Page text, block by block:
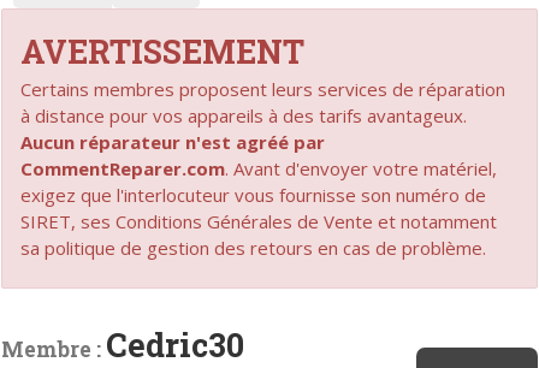
AVERTISSEMENT
Certains membres proposent leurs services de réparation
à distance pour vos appareils à des tarifs avantageux.
Aucun réparateur n'est agréé par
CommentReparer.com. Avant d'envoyer votre matériel,
exigez que l'interlocuteur vous fournisse son numéro de
SIRET, ses Conditions Générales de Vente et notamment
sa politique de gestion des retours en cas de problème.
Membre : Cedric30